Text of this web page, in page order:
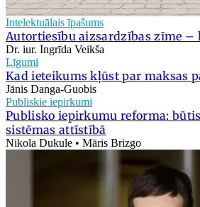
Intelektuālais īpašums
Autortiesību aizsardzības zīme –
Dr. iur. Ingrīda Veikša
Līgumi
Kad ieteikums kļūst par maksas
Jānis Danga-Guobis
Publiskie iepirkumi
Publisko iepirkumu reforma:
sistēmas attīstībā
Nikola Dukule • Māris Brizgo